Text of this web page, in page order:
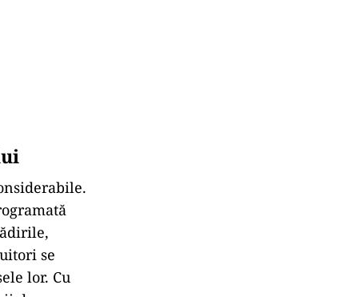
se
lor. Cu